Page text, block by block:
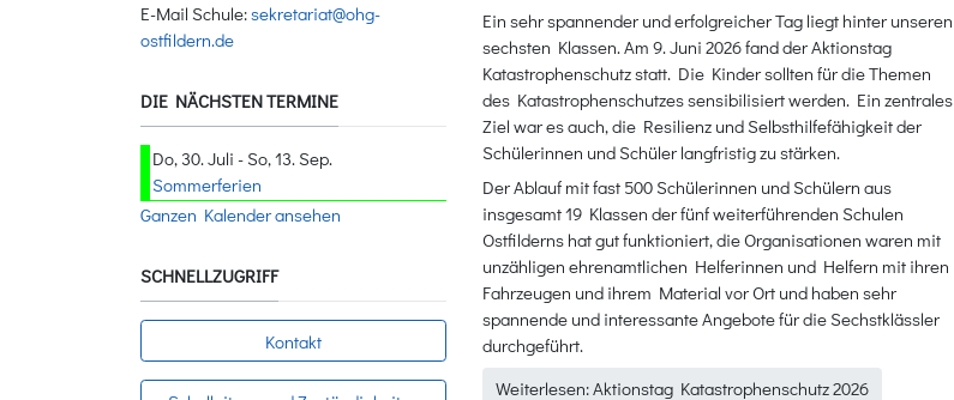
Ein sehr spannender und erfolgreicher Tag liegt hinter unseren
sechsten Klassen. Am 9. Juni 2026 fand der Aktionstag
Katastrophenschutz statt. Die Kinder sollten für die Themen
des Katastrophenschutzes sensibilisiert werden. Ein zentrales
Ziel war es auch, die Resilienz und Selbsthilfefähigkeit der
Schülerinnen und Schüler langfristig zu stärken.
Der Ablauf mit fast 500 Schülerinnen und Schülern aus
insgesamt 19 Klassen der fünf weiterführenden Schulen
Ostfilderns hat gut funktioniert, die Organisationen waren mit
unzähligen ehrenamtlichen Helferinnen und Helfern mit ihren
Fahrzeugen und ihrem Material vor Ort und haben sehr
spannende und interessante Angebote für die Sechstklässler
durchgeführt.
Weiterlesen: Aktionstag Katastrophenschutz 2026
E-Mail Schule:sekretariat@ohg-
ostfildern.de
DIE NÄCHSTEN TERMINE
Do, 30. Juli - So, 13. Sep.
Sommerferien
Ganzen Kalender ansehen
SCHNELLZUGRIFF
Kontakt